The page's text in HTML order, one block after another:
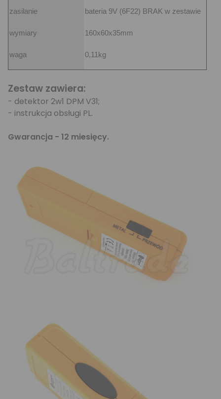
zasilanie bateria 9V (6F22) BRAK w zestawie
wymiary 160x60x35mm
waga 0,11kg
Zestaw zawiera:
- detektor 2w1 DPM V31;
- instrukcja obsługi PL.
Gwarancja - 12 miesięcy.